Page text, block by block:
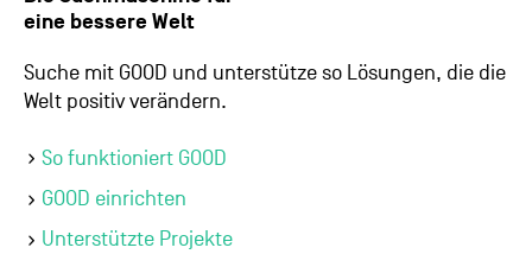
eine bessere Welt
Suche mit GOOD und unterstütze so Lösungen, die die
Welt positiv verändern.
So funktioniert GOOD
GOOD einrichten
Unterstützte Projekte